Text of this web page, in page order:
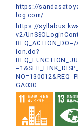
https://
log.com/
https://
v2/
ion.do?
GA030